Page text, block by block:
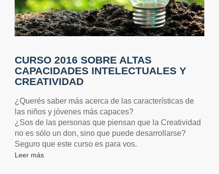
CURSO 2016 SOBRE ALTAS
CAPACIDADES INTELECTUALES Y
CREATIVIDAD
¿Querés saber más acerca de las características de
las niños y jóvenes más capaces?
¿Sos de las personas que piensan que la Creatividad
no es sólo un don, sino que puede desarrollarse?
Seguro que este curso es para vos.
Leer más